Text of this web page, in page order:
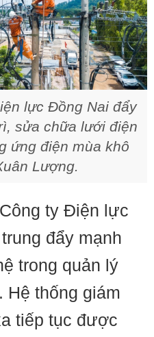
lực Đồng Nai đẩy
sửa chữa lưới điện
ứng điện mùa khô
Lượng.
ty Điện lực
đẩy mạnh
trong quản lý
thống giám
tiếp tục được